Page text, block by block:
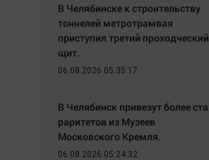
В Челябинске к строительству
тоннелей метротрамвая
приступил третий проходческий
щит.
06.08.2026 05:35:17
В Челябинск привезут более ста
раритетов из Музеев
Московского Кремля.
06.08.2026 05:24:32